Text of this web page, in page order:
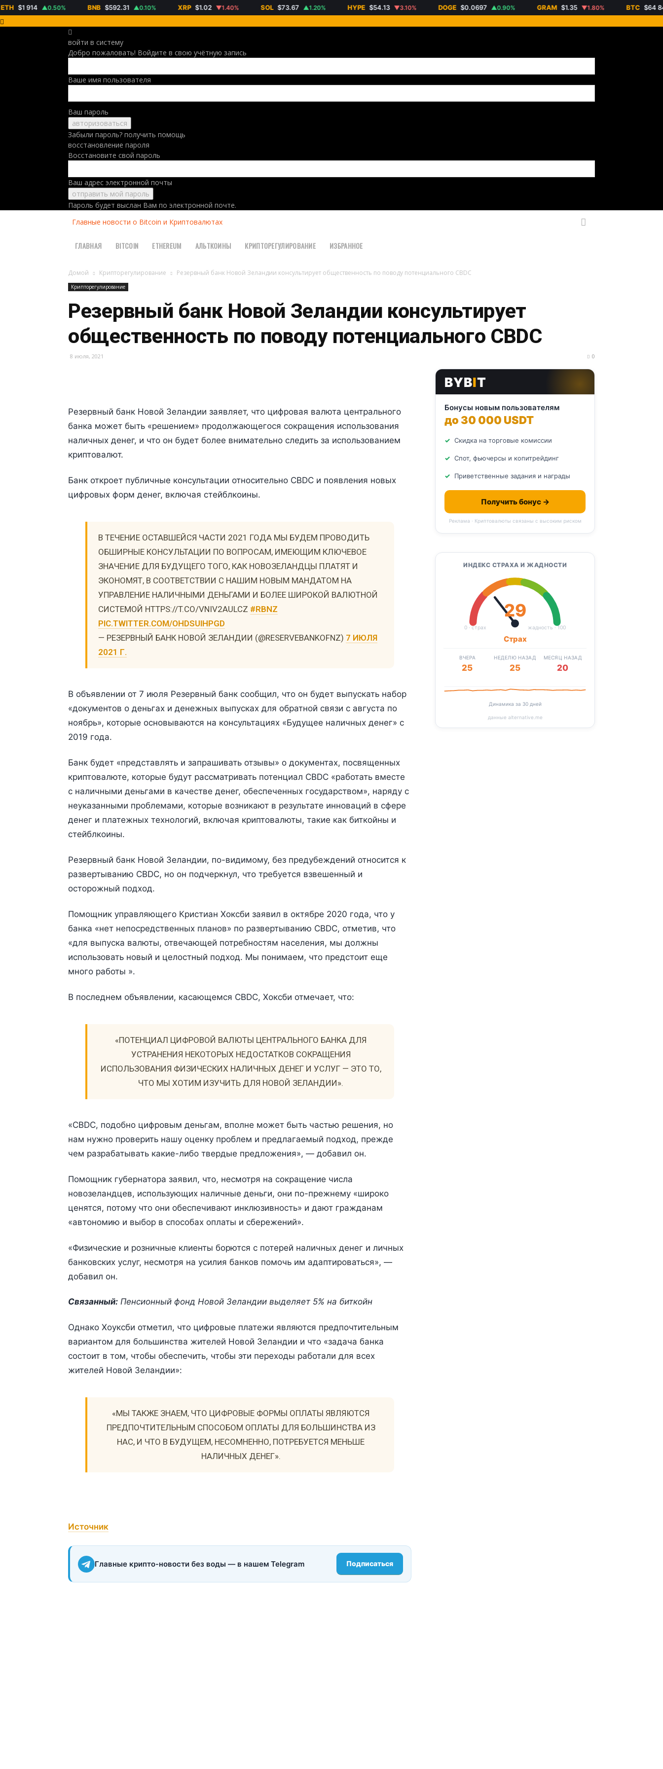
$1 914 ▲0.50% BNB $592.31 ▲0.10% XRP $1.02 ▼1.40% SOL $73.67 ▲1.20% HYPE $54.13 ▼3.10% DOGE $0.0697 ▲0.90% GRAM $1.35 ▼1.80% BTC $64 849
войти в систему
Добро пожаловать! Войдите в свою учётную запись
Ваше имя пользователя
Ваш пароль
Забыли пароль? получить помощь
восстановление пароля
Восстановите свой пароль
Ваш адрес электронной почты
Пароль будет выслан Вам по электронной почте.
Главные новости о Bitcoin и Криптовалютах
ГЛАВНАЯ BITCOIN ETHEREUM АЛЬТКОИНЫ КРИПТОРЕГУЛИРОВАНИЕ ИЗБРАННОЕ
Домой Крипторегулирование Резервный банк Новой Зеландии консультирует общественность по поводу потенциального CBDC
Крипторегулирование
Резервный банк Новой Зеландии консультирует
общественность по поводу потенциального CBDC
8 июля, 2021 0
Резервный банк Новой Зеландии заявляет, что цифровая валюта центрального
банка может быть «решением» продолжающегося сокращения использования
наличных денег, и что он будет более внимательно следить за использованием
криптовалют.
Банк откроет публичные консультации относительно CBDC и появления новых
цифровых форм денег, включая стейблкоины.
В ТЕЧЕНИЕ ОСТАВШЕЙСЯ ЧАСТИ 2021 ГОДА МЫ БУДЕМ ПРОВОДИТЬ
ОБШИРНЫЕ КОНСУЛЬТАЦИИ ПО ВОПРОСАМ, ИМЕЮЩИМ КЛЮЧЕВОЕ
ЗНАЧЕНИЕ ДЛЯ БУДУЩЕГО ТОГО, КАК НОВОЗЕЛАНДЦЫ ПЛАТЯТ И
ЭКОНОМЯТ, В СООТВЕТСТВИИ С НАШИМ НОВЫМ МАНДАТОМ НА
УПРАВЛЕНИЕ НАЛИЧНЫМИ ДЕНЬГАМИ И БОЛЕЕ ШИРОКОЙ ВАЛЮТНОЙ
СИСТЕМОЙ HTTPS://T.CO/VNIV2AULCZ #RBNZ
PIC.TWITTER.COM/OHDSUIHPGD
— РЕЗЕРВНЫЙ БАНК НОВОЙ ЗЕЛАНДИИ (@RESERVEBANKOFNZ) 7 ИЮЛЯ
2021 Г.
В объявлении от 7 июля Резервный банк сообщил, что он будет выпускать набор
«документов о деньгах и денежных выпусках для обратной связи с августа по
ноябрь», которые основываются на консультациях «Будущее наличных денег» с
2019 года.
Банк будет «представлять и запрашивать отзывы» о документах, посвященных
криптовалюте, которые будут рассматривать потенциал CBDC «работать вместе
с наличными деньгами в качестве денег, обеспеченных государством», наряду с
неуказанными проблемами, которые возникают в результате инноваций в сфере
денег и платежных технологий, включая криптовалюты, такие как биткойны и
стейблкоины.
Резервный банк Новой Зеландии, по-видимому, без предубеждений относится к
развертыванию CBDC, но он подчеркнул, что требуется взвешенный и
осторожный подход.
Помощник управляющего Кристиан Хоксби заявил в октябре 2020 года, что у
банка «нет непосредственных планов» по ​​развертыванию CBDC, отметив, что
«для выпуска валюты, отвечающей потребностям населения, мы должны
использовать новый и целостный подход. Мы понимаем, что предстоит еще
много работы ».
В последнем объявлении, касающемся CBDC, Хоксби отмечает, что:
«ПОТЕНЦИАЛ ЦИФРОВОЙ ВАЛЮТЫ ЦЕНТРАЛЬНОГО БАНКА ДЛЯ
УСТРАНЕНИЯ НЕКОТОРЫХ НЕДОСТАТКОВ СОКРАЩЕНИЯ
ИСПОЛЬЗОВАНИЯ ФИЗИЧЕСКИХ НАЛИЧНЫХ ДЕНЕГ И УСЛУГ — ЭТО ТО,
ЧТО МЫ ХОТИМ ИЗУЧИТЬ ДЛЯ НОВОЙ ЗЕЛАНДИИ».
«CBDC, подобно цифровым деньгам, вполне может быть частью решения, но
нам нужно проверить нашу оценку проблем и предлагаемый подход, прежде
чем разрабатывать какие-либо твердые предложения», — добавил он.
Помощник губернатора заявил, что, несмотря на сокращение числа
новозеландцев, использующих наличные деньги, они по-прежнему «широко
ценятся, потому что они обеспечивают инклюзивность» и дают гражданам
«автономию и выбор в способах оплаты и сбережений».
«Физические и розничные клиенты борются с потерей наличных денег и личных
банковских услуг, несмотря на усилия банков помочь им адаптироваться», —
добавил он.
Связанный: Пенсионный фонд Новой Зеландии выделяет 5% на биткойн
Однако Хоуксби отметил, что цифровые платежи являются предпочтительным
вариантом для большинства жителей Новой Зеландии и что «задача банка
состоит в том, чтобы обеспечить, чтобы эти переходы работали для всех
жителей Новой Зеландии»:
«МЫ ТАКЖЕ ЗНАЕМ, ЧТО ЦИФРОВЫЕ ФОРМЫ ОПЛАТЫ ЯВЛЯЮТСЯ
ПРЕДПОЧТИТЕЛЬНЫМ СПОСОБОМ ОПЛАТЫ ДЛЯ БОЛЬШИНСТВА ИЗ
НАС, И ЧТО В БУДУЩЕМ, НЕСОМНЕННО, ПОТРЕБУЕТСЯ МЕНЬШЕ
НАЛИЧНЫХ ДЕНЕГ».
Источник
Главные крипто-новости без воды — в нашем Telegram Подписаться
BYBIT
Бонусы новым пользователям
до 30 000 USDT
Скидка на торговые комиссии
Спот, фьючерсы и копитрейдинг
Приветственные задания и награды
Получить бонус →
Реклама · Криптовалюты связаны с высоким риском
ИНДЕКС СТРАХА И ЖАДНОСТИ
0 · страх жадность · 100
29
Страх
ВЧЕРА
25
НЕДЕЛЮ НАЗАД
25
МЕСЯЦ НАЗАД
20
Динамика за 30 дней
данные alternative.me